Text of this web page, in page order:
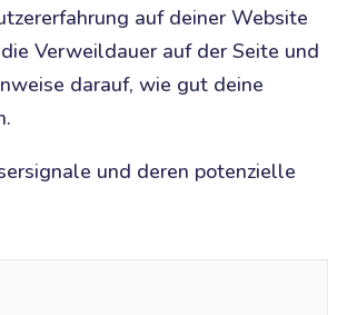
auf deiner Website
Verweildauer auf der Seite und
darauf, wie gut deine
und deren potenzielle